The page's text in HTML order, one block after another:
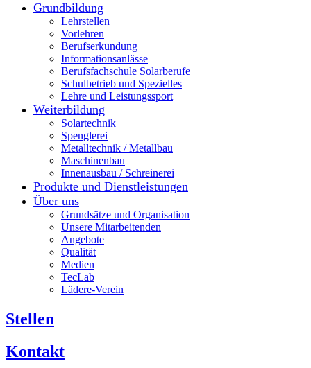
Grundbildung
Lehrstellen
Vorlehren
Berufserkundung
Informationsanlässe
Berufsfachschule Solarberufe
Schulbetrieb und Spezielles
Lehre und Leistungssport
Weiterbildung
Solartechnik
Spenglerei
Metalltechnik / Metallbau
Maschinenbau
Innenausbau / Schreinerei
Produkte und Dienstleistungen
Über uns
Grundsätze und Organisation
Unsere Mitarbeitenden
Angebote
Qualität
Medien
TecLab
Lädere-Verein
Stellen
Kontakt